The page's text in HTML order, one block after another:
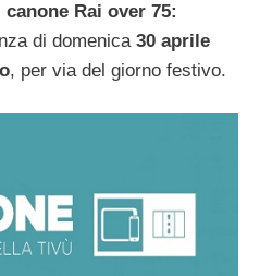
canone Rai over 75:
di domenica 30 aprile
, per via del giorno festivo.